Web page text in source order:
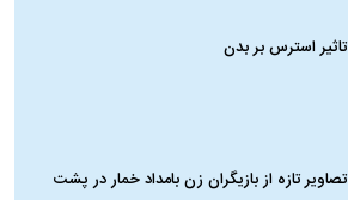
تاثیر استرس بر بدن
تصاویر تازه از بازیگران زن بامداد خمار در پشت